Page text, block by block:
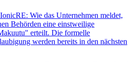
Wie das Unternehmen meldet,
Behörden eine einstweilige
erteilt. Die formelle
werden bereits in den nächsten